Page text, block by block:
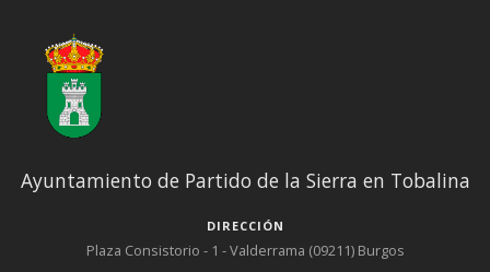
Ayuntamiento de Partido de la Sierra en Tobalina
DIRECCIÓN
Plaza Consistorio - 1 - Valderrama (09211) Burgos